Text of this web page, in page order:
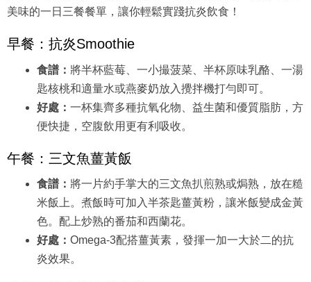
美味的一日三餐餐單，讓你輕鬆實踐抗炎飲食！
早餐：抗炎Smoothie
食譜： 將半杯藍莓、一小撮菠菜、半杯原味乳酪、一湯
匙核桃和適量水或燕麥奶放入攪拌機打勻即可。
好處： 一杯集齊多種抗氧化物、益生菌和優質脂肪，方
便快捷，空腹飲用更有利吸收。
午餐：三文魚薑黃飯
食譜： 將一片約手掌大的三文魚扒煎熟或焗熟，放在糙
米飯上。煮飯時可加入半茶匙薑黃粉，讓米飯變成金黃
色。配上炒熟的番茄和西蘭花。
好處： Omega-3配搭薑黃素，發揮一加一大於二的抗
炎效果。